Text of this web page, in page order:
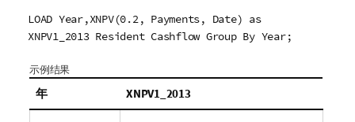
LOAD Year,XNPV(0.2, Payments, Date) as
XNPV1_2013 Resident Cashflow Group By Year;
示例结果
年 XNPV1_2013